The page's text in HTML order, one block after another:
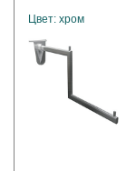
Цвет: хром